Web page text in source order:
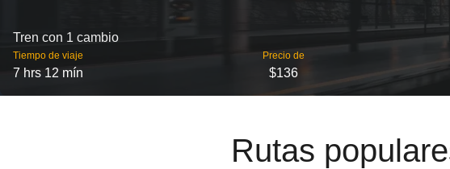
Tren con 1 cambio
Tiempo de viaje
7 hrs 12 mín
Precio de
$136
Rutas